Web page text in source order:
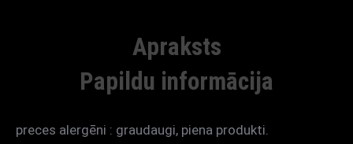
Apraksts
Papildu informācija
preces alergēni : graudaugi, piena produkti.